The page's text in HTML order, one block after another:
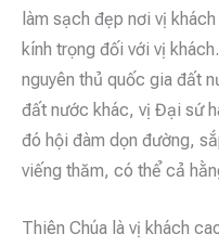
làm sạch đẹp nơi vị
kính trọng đối với vị
nguyên thủ quốc gia đất
đất nước khác, vị Đại sứ
đó hội đàm dọn đường,
viếng thăm, có thể cả
Thiên Chúa là vị khách